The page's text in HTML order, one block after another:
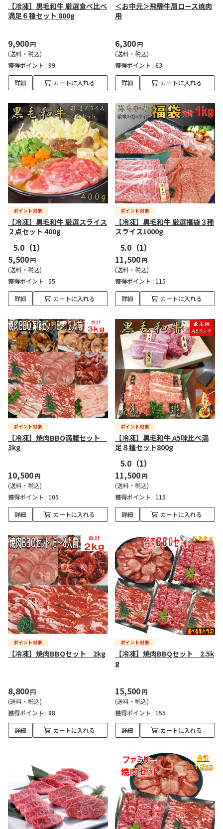
【冷凍】黒毛和牛 厳選食べ比べ
満足６種セット 800g
9,900円
(送料・税込)
獲得ポイント : 99
詳細 カートに入れる
＜お中元＞飛騨牛肩ロース焼肉
用
6,300円
(送料・税込)
獲得ポイント : 63
詳細 カートに入れる
【冷凍】黒毛和牛 厳選スライス
２点セット 400g
5.0 （1）
5,500円
(送料・税込)
獲得ポイント : 55
詳細 カートに入れる
【冷凍】黒毛和牛 厳選福袋３種
スライス1000g
5.0 （1）
11,500円
(送料・税込)
獲得ポイント : 115
詳細 カートに入れる
【冷凍】焼肉BBQ満腹セット
3kg
10,500円
(送料・税込)
獲得ポイント : 105
詳細 カートに入れる
【冷凍】黒毛和牛 A5味比べ満
足８種セット800g
5.0 （1）
11,500円
(送料・税込)
獲得ポイント : 115
詳細 カートに入れる
【冷凍】焼肉BBQセット 2kg
8,800円
(送料・税込)
獲得ポイント : 88
詳細 カートに入れる
【冷凍】焼肉BBQセット 2.5k
g
15,500円
(送料・税込)
獲得ポイント : 155
詳細 カートに入れる